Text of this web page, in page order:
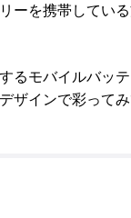
ーを携帯してい
るモバイルバッ
ザインで彩って